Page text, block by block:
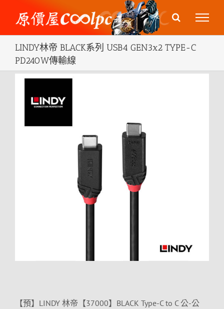
content
LINDY林帝 BLACK系列 USB4 GEN3x2 TYPE-C
PD240W傳輸線
View
Larger
Image
【預】LINDY 林帝【37000】BLACK Type-C to C 公-公